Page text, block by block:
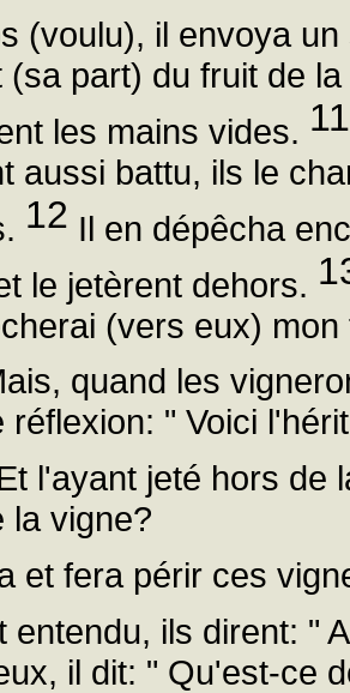
(voulu), il envoya
(sa part) du fruit de
les mains vides. 11
aussi battu, ils le
12 Il en dépêcha
le jetèrent dehors.
(vers eux)
quand les
réflexion: " Voici
l'ayant jeté hors de
la vigne?
et fera périr ces
entendu, ils dirent: "
il dit: " Qu'est-ce